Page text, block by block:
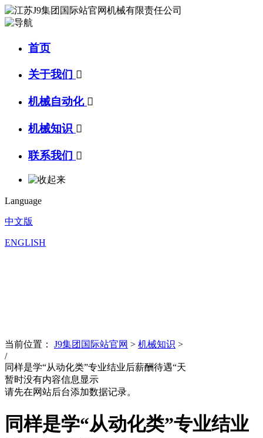
首页
关于我们 
机械自动化 
机械知识 
联系我们 
Language
中文版
ENGLISH
当前位置： J9集团国际站官网 > 机械知识 >
/
同样是学“从动化类”专业结业后薪酬待遇“天
暂时没有内容信息显示
请先在网站后台添加数据记录。
同样是学“从动化类”专业结业